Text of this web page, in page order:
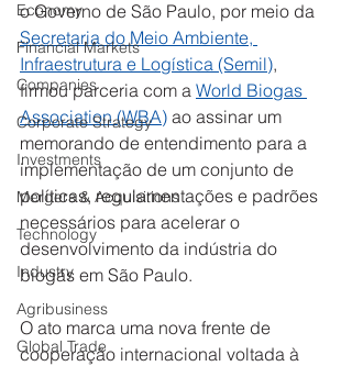
Economy
Financial Markets
Companies
Corporate Strategy
Investments
Mergers & Acquisitions
Technology
Industry
Agribusiness
Global Trade
o Governo de São Paulo, por meio da
Secretaria do Meio Ambiente,
Infraestrutura e Logística (Semil),
firmou parceria com a World Biogas
Association (WBA) ao assinar um
memorando de entendimento para a
implementação de um conjunto de
políticas, regulamentações e padrões
necessários para acelerar o
desenvolvimento da indústria do
biogás em São Paulo.
O ato marca uma nova frente de
cooperação internacional voltada à